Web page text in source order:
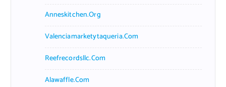
Anneskitchen.org
Valenciamarketytaqueria.com
Reefrecordsllc.com
Alawaffle.com